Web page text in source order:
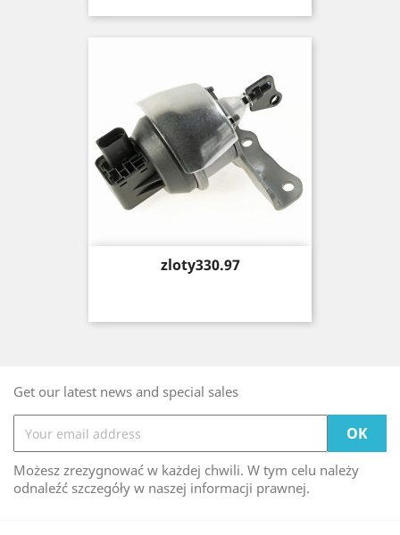
Price
zloty330.97
Get our latest news and special sales
Możesz zrezygnować w każdej chwili. W tym celu należy
odnaleźć szczegóły w naszej informacji prawnej.